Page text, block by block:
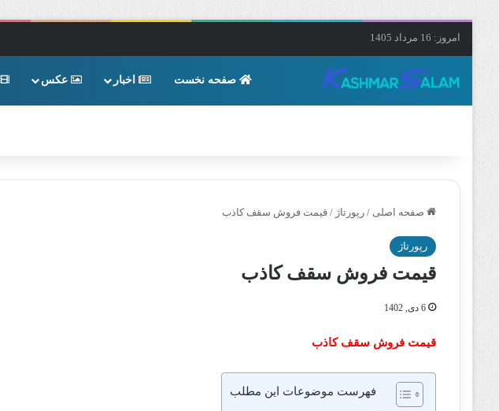
امروز: 16 مرداد 1405
صفحه نخست اخبار عکس
صفحه اصلی / رپورتاژ / قیمت فروش سقف کاذب
رپورتاژ
قیمت فروش سقف کاذب
6 دی, 1402
قیمت فروش سقف کاذب
فهرست موضوعات این مطلب